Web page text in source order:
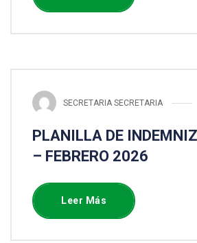
SECRETARIA SECRETARIA
PLANILLA DE
– FEBRERO 2026
Leer Más